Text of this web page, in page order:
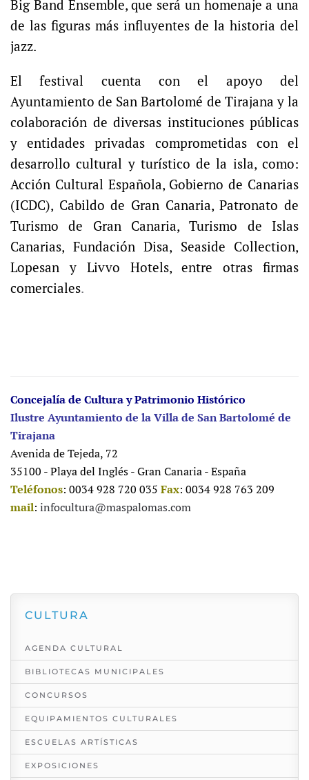
Big Band Ensemble, que será un homenaje a una
de las figuras más influyentes de la historia del
jazz.
El festival cuenta con el apoyo del
Ayuntamiento de San Bartolomé de Tirajana y la
colaboración de diversas instituciones públicas
y entidades privadas comprometidas con el
desarrollo cultural y turístico de la isla, como:
Acción Cultural Española, Gobierno de Canarias
(ICDC), Cabildo de Gran Canaria, Patronato de
Turismo de Gran Canaria, Turismo de Islas
Canarias, Fundación Disa, Seaside Collection,
Lopesan y Livvo Hotels, entre otras firmas
comerciales.
Concejalía de Cultura y Patrimonio Histórico
Ilustre Ayuntamiento de la Villa de San Bartolomé de
Tirajana
Avenida de Tejeda, 72
35100 - Playa del Inglés - Gran Canaria - España
Teléfonos: 0034 928 720 035 Fax: 0034 928 763 209
mail: infocultura@maspalomas.com
CULTURA
AGENDA CULTURAL
BIBLIOTECAS MUNICIPALES
CONCURSOS
EQUIPAMIENTOS CULTURALES
ESCUELAS ARTÍSTICAS
EXPOSICIONES